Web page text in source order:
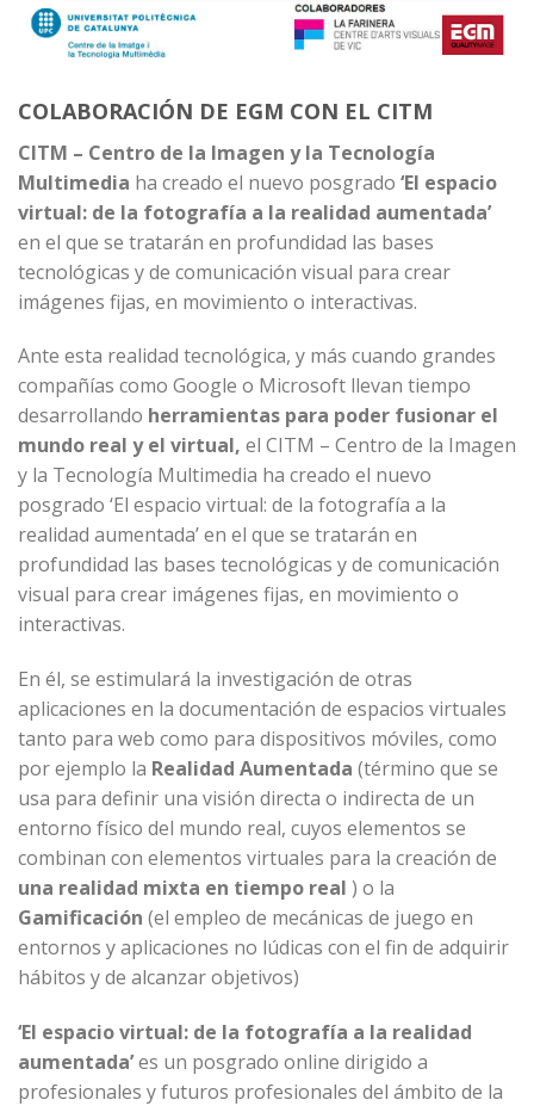
COLABORACIÓN DE EGM CON EL CITM
CITM – Centro de la Imagen y la Tecnología
Multimedia ha creado el nuevo posgrado ‘El espacio
virtual: de la fotografía a la realidad aumentada’
en el que se tratarán en profundidad las bases
tecnológicas y de comunicación visual para crear
imágenes fijas, en movimiento o interactivas.
Ante esta realidad tecnológica, y más cuando grandes
compañías como Google o Microsoft llevan tiempo
desarrollando herramientas para poder fusionar el
mundo real y el virtual, el CITM – Centro de la Imagen
y la Tecnología Multimedia ha creado el nuevo
posgrado ‘El espacio virtual: de la fotografía a la
realidad aumentada’ en el que se tratarán en
profundidad las bases tecnológicas y de comunicación
visual para crear imágenes fijas, en movimiento o
interactivas.
En él, se estimulará la investigación de otras
aplicaciones en la documentación de espacios virtuales
tanto para web como para dispositivos móviles, como
por ejemplo la Realidad Aumentada (término que se
usa para definir una visión directa o indirecta de un
entorno físico del mundo real, cuyos elementos se
combinan con elementos virtuales para la creación de
una realidad mixta en tiempo real ) o la
Gamificación (el empleo de mecánicas de juego en
entornos y aplicaciones no lúdicas con el fin de adquirir
hábitos y de alcanzar objetivos)
‘El espacio virtual: de la fotografía a la realidad
aumentada’es un posgrado online dirigido a
profesionales y futuros profesionales del ámbito de la